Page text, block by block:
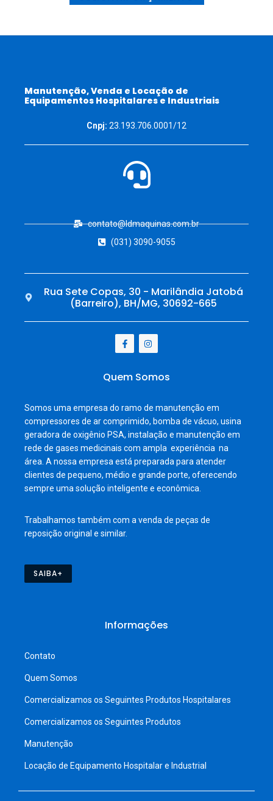
Manutenção, Venda e Locação de
Equipamentos Hospitalares e Industriais
Cnpj: 23.193.706.0001/12
contato@ldmaquinas.com.br
(031) 3090-9055
Rua Sete Copas, 30 - Marilândia Jatobá
(Barreiro), BH/MG, 30692-665
Quem Somos
Somos uma empresa do ramo de manutenção em
compressores de ar comprimido, bomba de vácuo, usina
geradora de oxigênio PSA, instalação e manutenção em
rede de gases medicinais com ampla experiência na
área. A nossa empresa está preparada para atender
clientes de pequeno, médio e grande porte, oferecendo
sempre uma solução inteligente e econômica.
Trabalhamos também com a venda de peças de
reposição original e similar.
SAIBA+
Informações
Contato
Quem Somos
Comercializamos os Seguintes Produtos Hospitalares
Comercializamos os Seguintes Produtos
Manutenção
Locação de Equipamento Hospitalar e Industrial